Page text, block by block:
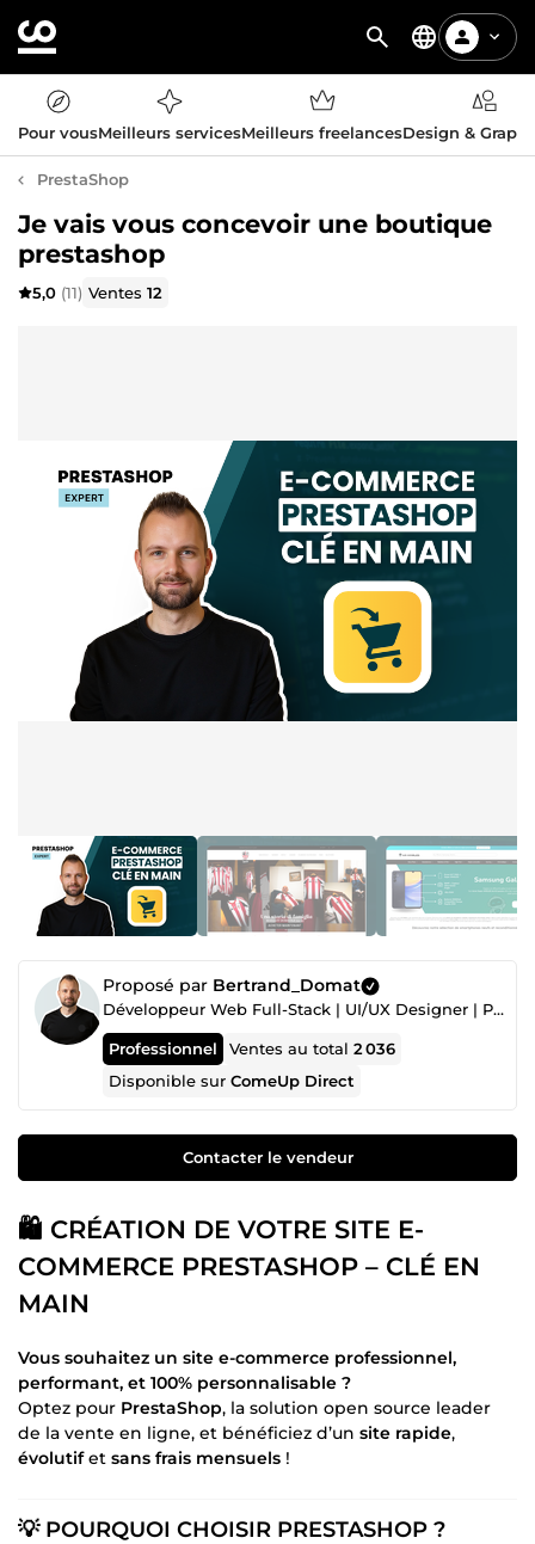
Pour vousMeilleurs servicesMeilleurs freelancesDesign &
PrestaShop
Je vais vous concevoir une boutique
prestashop
5,0 (11) Ventes12
Proposé par Bertrand_Domat
Développeur Web Full-Stack | UI/UX Designer | PrestaShop Expert
Professionnel Ventes au total2 036
Disponible surComeUp Direct
Contacter le vendeur
🛍️ CRÉATION DE VOTRE SITE E-
COMMERCE PRESTASHOP – CLÉ EN
MAIN
Vous souhaitez un site e-commerce professionnel,
performant, et 100% personnalisable ?
Optez pour PrestaShop, la solution open source leader
de la vente en ligne, et bénéficiez d’un site rapide,
évolutifet sans frais mensuels !
💡 POURQUOI CHOISIR PRESTASHOP ?